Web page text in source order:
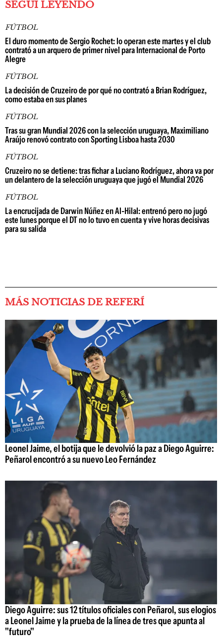
SEGUÍ LEYENDO
FÚTBOL
El duro momento de Sergio Rochet: lo operan este martes y el club
contrató a un arquero de primer nivel para Internacional de Porto
Alegre
FÚTBOL
La decisión de Cruzeiro de por qué no contrató a Brian Rodríguez,
como estaba en sus planes
FÚTBOL
Tras su gran Mundial 2026 con la selección uruguaya, Maximiliano
Araújo renovó contrato con Sporting Lisboa hasta 2030
FÚTBOL
Cruzeiro no se detiene: tras fichar a Luciano Rodríguez, ahora va por
un delantero de la selección uruguaya que jugó el Mundial 2026
FÚTBOL
La encrucijada de Darwin Núñez en Al-Hilal: entrenó pero no jugó
este lunes porque el DT no lo tuvo en cuenta y vive horas decisivas
para su salida
MÁS NOTICIAS DE REFERÍ
Leonel Jaime, el botija que le devolvió la paz a Diego Aguirre:
Peñarol encontró a su nuevo Leo Fernández
Diego Aguirre: sus 12 títulos oficiales con Peñarol, sus elogios
a Leonel Jaime y la prueba de la línea de tres que apunta al
"futuro"